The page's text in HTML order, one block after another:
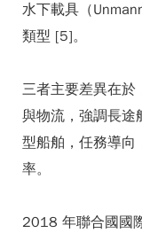
水下載具（
類型 [5]。
三者主要差異在於
與物流，強調長途
型船舶，任務導向
率。
2018 年聯合國國